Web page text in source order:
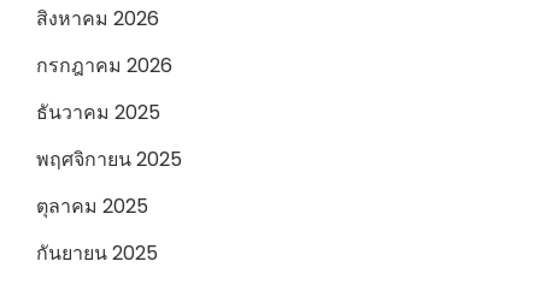
สิงหาคม 2026
กรกฎาคม 2026
ธันวาคม 2025
พฤศจิกายน 2025
ตุลาคม 2025
กันยายน 2025